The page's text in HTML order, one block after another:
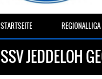
STARTSEITE
SSV JEDDELOH